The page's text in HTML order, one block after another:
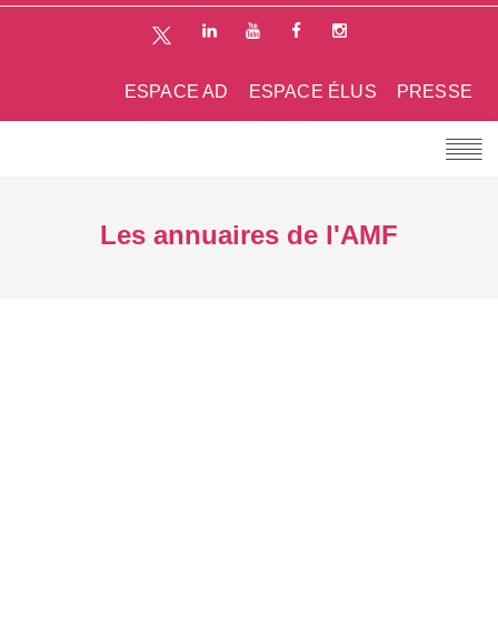
PRESSE
ESPACE ÉLUS
ESPACE AD
Les annuaires de l'AMF